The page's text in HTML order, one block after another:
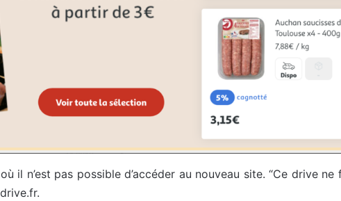
il n’est pas possible d’accéder au nouveau site. “Ce drive